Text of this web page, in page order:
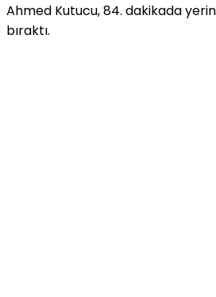
Ahmed Kutucu, 84. dakikada
bıraktı.